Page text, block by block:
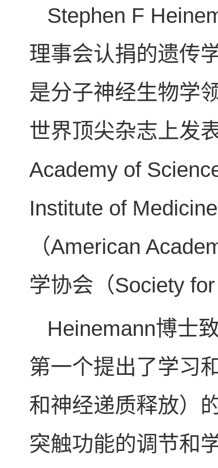
Stephen F
理事会认捐的遗传
是分子神经生物学
世界顶尖杂志上发
Academy of
Institute of
（American
学协会（Society
Heinemann博士
第一个提出了学习
和神经递质释放）
突触功能的调节和